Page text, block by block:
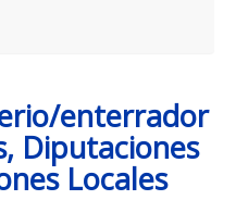
enterrador
Diputaciones
Locales